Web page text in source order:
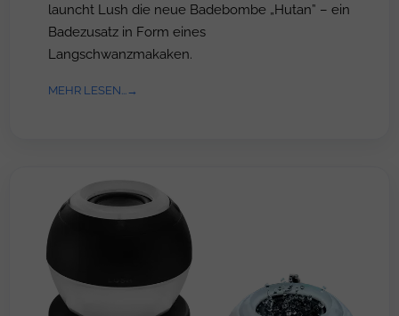
launcht Lush die neue Badebombe „Hutan” – ein
Badezusatz in Form eines
Langschwanzmakaken.
MEHR LESEN...